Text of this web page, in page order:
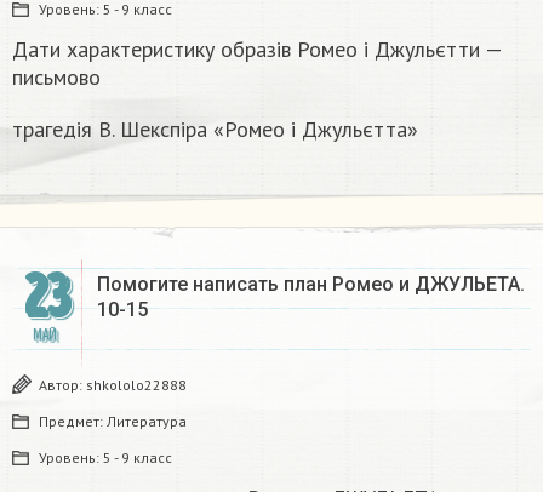
Уровень: 5 - 9 класс
Дати характеристику образів Ромео і Джульєтти —
письмово
трагедія В. Шекспіра «Ромео і Джульєтта»
23
МАЙ
Помогите написать план Ромео и ДЖУЛЬЕТА.
10-15
Автор: shkololo22888
Предмет: Литература
Уровень: 5 - 9 класс